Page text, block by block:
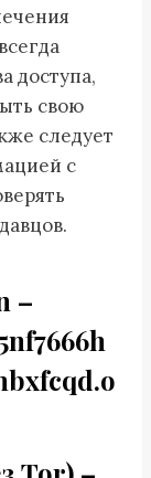
доступа,
свою
следует
с
–